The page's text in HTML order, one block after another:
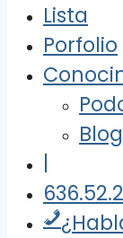
Lista
Porfolio
Blog
|